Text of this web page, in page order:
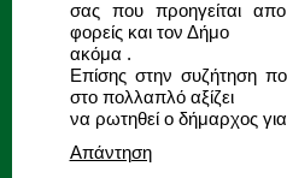
σας που προηγείται
φορείς και τον Δήμο
ακόμα .
Επίσης στην συζήτηση
στο πολλαπλό αξίζει
να ρωτηθεί ο δήμαρχος
Απάντηση